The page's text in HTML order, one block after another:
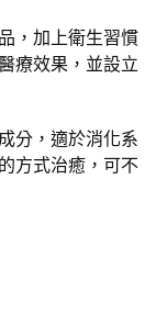
，加上衛生習慣
療效果，並設立
分，適於消化系
方式治癒，可不